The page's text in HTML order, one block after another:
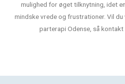
mulighed for øget tilknytning, idet
mindske vrede og frustrationer. Vil
parterapi Odense, så kontakt